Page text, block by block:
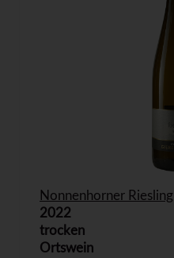
Nonnenhorner Riesling
2022
trocken
Ortswein